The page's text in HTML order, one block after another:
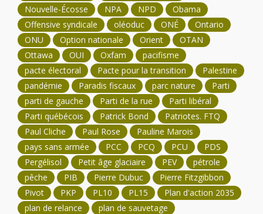
Nouvelle-Écosse
NPA NPD
Obama
Offensive syndicale
oléoduc ONÉ
Ontario
ONU
Option nationale Orient
OTAN
Ottawa
OUI Oxfam
pacifisme
pacte électoral
Pacte pour la transition
Palestine
pandémie
Paradis fiscaux parc nature
Parti
parti de gauche
Parti de la rue
Parti libéral
Parti québécois
Patrick Bond
Patriotes. FTQ
Paul Cliche
Paul Rose
Pauline Marois
pays sans armée
PCC PCQ PCU
PDS
Pergélisol
Petit âge glaciaire PEV
pétrole
pêche
PIB Pierre Dubuc
Pierre Fitzgibbon
Pivot
PKP PL10 PL15
Plan d'action 2035
plan de relance
plan de sauvetage